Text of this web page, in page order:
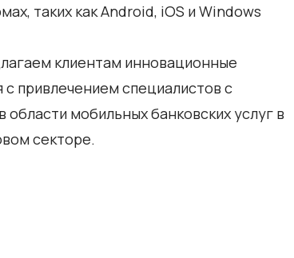
таких как Android, iOS и Windows
клиентам инновационные
с привлечением специалистов с
области мобильных банковских услуг в
секторе.